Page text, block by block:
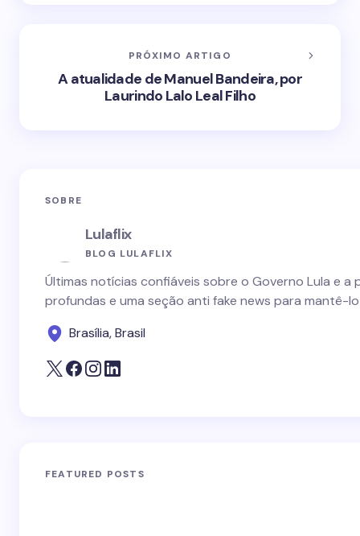
PRÓXIMO ARTIGO
A atualidade de Manuel Bandeira, por
Laurindo Lalo Leal Filho
SOBRE
Lulaflix
BLOG LULAFLIX
Últimas notícias confiáveis sobre o Governo Lula e
profundas e uma seção anti fake news para mantê-
Brasília, Brasil
FEATURED POSTS